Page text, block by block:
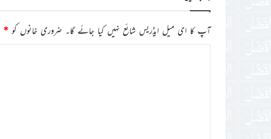
آپ کا ای میل ایڈریس شائع نہیں کیا جائے گا۔ ضروری خانوں کو *